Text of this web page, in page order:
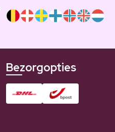
Bezorgopties